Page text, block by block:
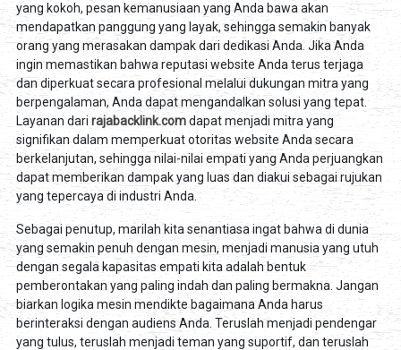
yang kokoh, pesan kemanusiaan yang Anda bawa akan
mendapatkan panggung yang layak, sehingga semakin banyak
orang yang merasakan dampak dari dedikasi Anda. Jika Anda
ingin memastikan bahwa reputasi website Anda terus terjaga
dan diperkuat secara profesional melalui dukungan mitra yang
berpengalaman, Anda dapat mengandalkan solusi yang tepat.
Layanan dari rajabacklink.comdapat menjadi mitra yang
signifikan dalam memperkuat otoritas website Anda secara
berkelanjutan, sehingga nilai-nilai empati yang Anda perjuangkan
dapat memberikan dampak yang luas dan diakui sebagai rujukan
yang tepercaya di industri Anda.
Sebagai penutup, marilah kita senantiasa ingat bahwa di dunia
yang semakin penuh dengan mesin, menjadi manusia yang utuh
dengan segala kapasitas empati kita adalah bentuk
pemberontakan yang paling indah dan paling bermakna. Jangan
biarkan logika mesin mendikte bagaimana Anda harus
berinteraksi dengan audiens Anda. Teruslah menjadi pendengar
yang tulus, teruslah menjadi teman yang suportif, dan teruslah